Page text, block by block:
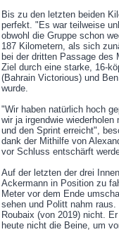
Bis zu den letzten beiden
perfekt. "Es war teilweise
obwohl die Gruppe schon
187 Kilometern, als sich
bei der dritten Passage des
Ziel durch eine starke, 16-
(Bahrain Victorious) und
wurde.
"Wir haben natürlich hoch
wir ja irgendwie
und den Sprint erreicht",
dank der Mithilfe von
vor Schluss entschärft
Auf der letzten der drei
Ackermann in Position zu
Meter vor dem Ende
sehen und Politt nahm
Roubaix (von 2019) nicht.
heute nicht die Beine, um